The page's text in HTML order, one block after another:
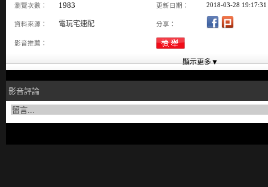
瀏覽次數： 1983 更新日期： 2018-03-28 19:17:31
資料來源： 電玩宅速配 分享：
影音推薦：
影音評論